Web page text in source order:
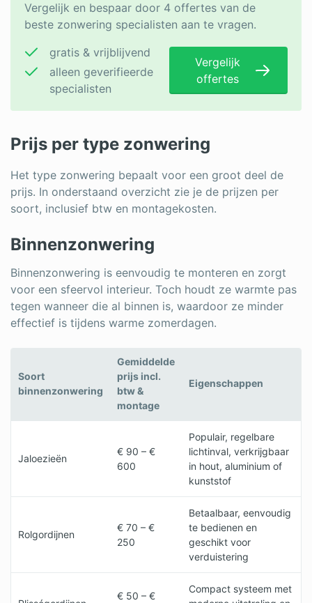
Vergelijk en bespaar door 4 offertes van de
beste zonwering specialisten aan te vragen.
gratis & vrijblijvend
alleen geverifieerde
specialisten
Vergelijk
offertes
Prijs per type zonwering
Het type zonwering bepaalt voor een groot deel de
prijs. In onderstaand overzicht zie je de prijzen per
soort, inclusief btw en montagekosten.
Binnenzonwering
Binnenzonwering is eenvoudig te monteren en zorgt
voor een sfeervol interieur. Toch houdt ze warmte pas
tegen wanneer die al binnen is, waardoor ze minder
effectief is tijdens warme zomerdagen.
Soort
binnenzonwering
Gemiddelde
prijs incl.
btw &
montage
Eigenschappen
Jaloezieën
€ 90 – €
600
Populair, regelbare
lichtinval, verkrijgbaar
in hout, aluminium of
kunststof
Rolgordijnen
€ 70 – €
250
Betaalbaar, eenvoudig
te bedienen en
geschikt voor
verduistering
€ 50 – €
Compact systeem met